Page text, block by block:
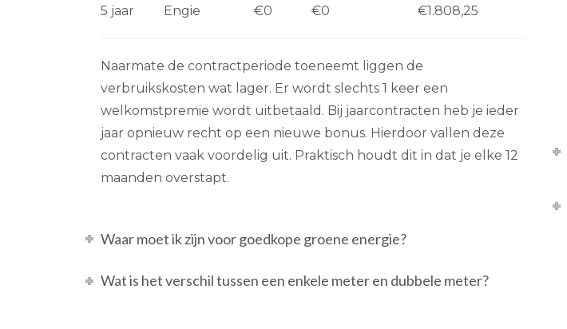
5 jaar
Engie €0 €0 €1.808,25
Naarmate de contractperiode toeneemt liggen de
verbruikskosten wat lager. Er wordt slechts 1 keer een
welkomstpremie wordt uitbetaald. Bij jaarcontracten heb je ieder
jaar opnieuw recht op een nieuwe bonus. Hierdoor vallen deze
contracten vaak voordelig uit. Praktisch houdt dit in dat je elke 12
maanden overstapt.
Waar moet ik zijn voor goedkope groene energie?
Wat is het verschil tussen een enkele meter en dubbele meter?